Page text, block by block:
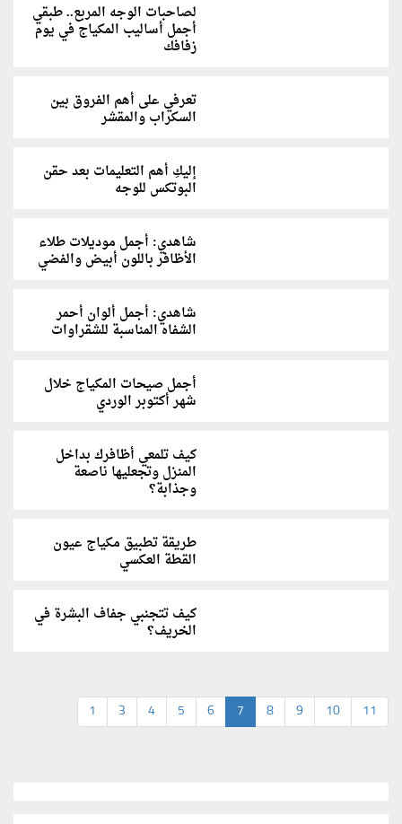
لصاحبات الوجه المربع.. طبقي
أجمل أساليب المكياج في يوم
زفافك
تعرفي على أهم الفروق بين
السكراب والمقشر
إليكِ أهم التعليمات بعد حقن
البوتکس للوجه
شاهدي: أجمل موديلات طلاء
الأظافر باللون أبيض والفضي
شاهدي: أجمل ألوان أحمر
الشفاه المناسبة للشقراوات
أجمل صيحات المكياج خلال
شهر أكتوبر الوردي
كيف تلمعي أظافرك بداخل
المنزل وتجعليها ناصعة
وجذابة؟
طريقة تطبيق مكياج عيون
القطة العكسي
كيف تتجنبي جفاف البشرة في
الخريف؟
1 3 4 5 6 7 8 9 10 11